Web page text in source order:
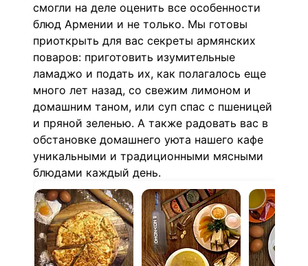
смогли на деле оценить все особенности
блюд Армении и не только. Мы готовы
приоткрыть для вас секреты армянских
поваров: приготовить изумительные
ламаджо и подать их, как полагалось еще
много лет назад, со свежим лимоном и
домашним таном, или суп спас с пшеницей
и пряной зеленью. А также радовать вас в
обстановке домашнего уюта нашего кафе
уникальными и традиционными мясными
блюдами каждый день.